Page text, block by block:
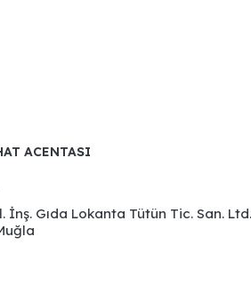
ACENTASI
İnş. Gıda Lokanta Tütün Tic. San.